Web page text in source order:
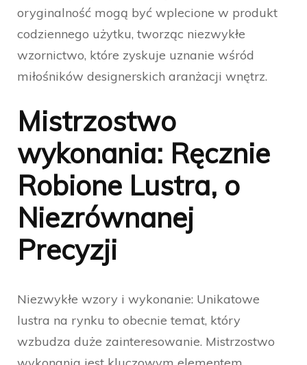
oryginalność mogą być wplecione w produkt
codziennego użytku, tworząc niezwykłe
wzornictwo, które zyskuje uznanie wśród
miłośników designerskich aranżacji wnętrz.
Mistrzostwo
wykonania: Ręcznie
Robione Lustra, o
Niezrównanej
Precyzji
Niezwykłe wzory i wykonanie: Unikatowe
lustra na rynku to obecnie temat, który
wzbudza duże zainteresowanie. Mistrzostwo